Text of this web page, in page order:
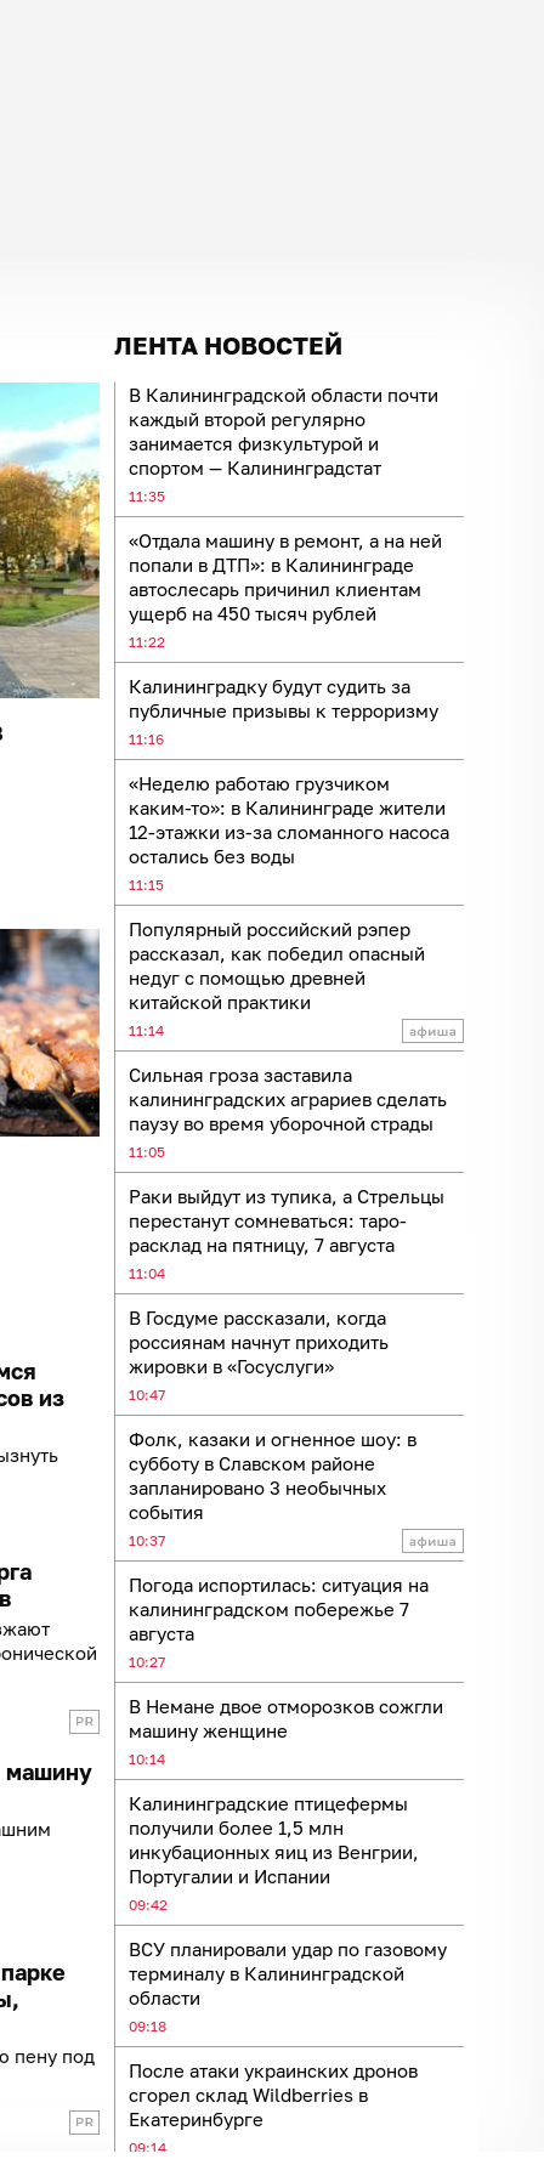
ЛЕНТА НОВОСТЕЙ
В Калининградской области почти
каждый второй регулярно
занимается физкультурой и
спортом — Калининградстат
11:35
«Отдала машину в ремонт, а на ней
попали в ДТП»: в Калининграде
автослесарь причинил клиентам
ущерб на 450 тысяч рублей
11:22
Калининградку будут судить за
публичные призывы к терроризму
11:16
«Неделю работаю грузчиком
каким-то»: в Калининграде жители
12-этажки из-за сломанного насоса
остались без воды
11:15
Популярный российский рэпер
рассказал, как победил опасный
недуг с помощью древней
китайской практики
11:14
Сильная гроза заставила
калининградских аграриев сделать
паузу во время уборочной страды
11:05
Раки выйдут из тупика, а Стрельцы
перестанут сомневаться: таро-
расклад на пятницу, 7 августа
11:04
В Госдуме рассказали, когда
россиянам начнут приходить
жировки в «Госуслуги»
10:47
Фолк, казаки и огненное шоу: в
субботу в Славском районе
запланировано 3 необычных
события
10:37
Погода испортилась: ситуация на
калининградском побережье 7
августа
10:27
В Немане двое отморозков сожгли
машину женщине
10:14
Калининградские птицефермы
получили более 1,5 млн
инкубационных яиц из Венгрии,
Португалии и Испании
09:42
ВСУ планировали удар по газовому
терминалу в Калининградской
области
09:18
После атаки украинских дронов
сгорел склад Wildberries в
Екатеринбурге
09:14
из
машину
пену под